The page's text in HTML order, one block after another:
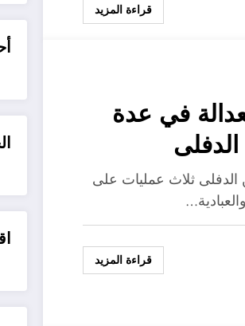
قراءة المزيد
للعدالة في عدة
ثلاث عمليات على
قراءة المزيد